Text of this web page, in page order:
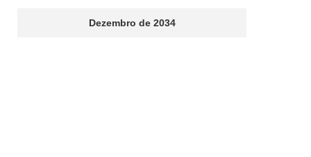
Dezembro de 2034